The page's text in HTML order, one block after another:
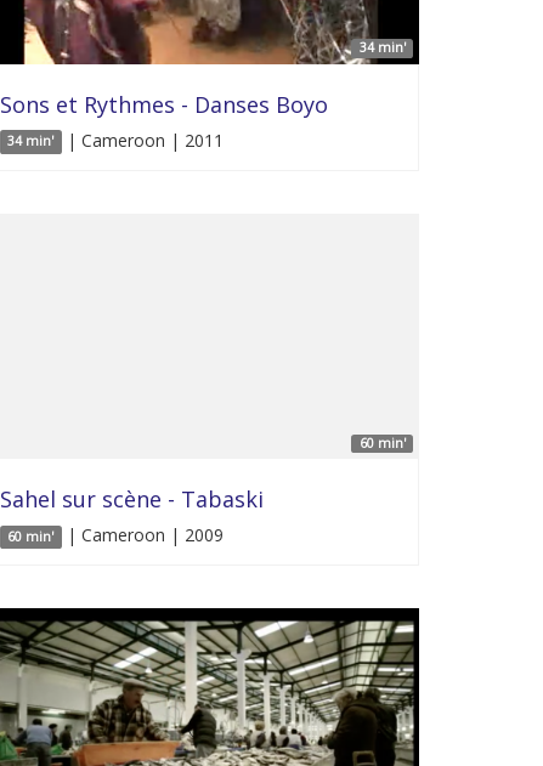
34 min'
Sons et Rythmes - Danses Boyo
34 min' | Cameroon | 2011
60 min'
Sahel sur scène - Tabaski
60 min' | Cameroon | 2009